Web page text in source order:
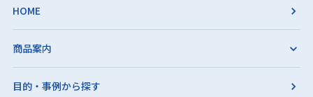
HOME
商品案内
目的・事例から探す